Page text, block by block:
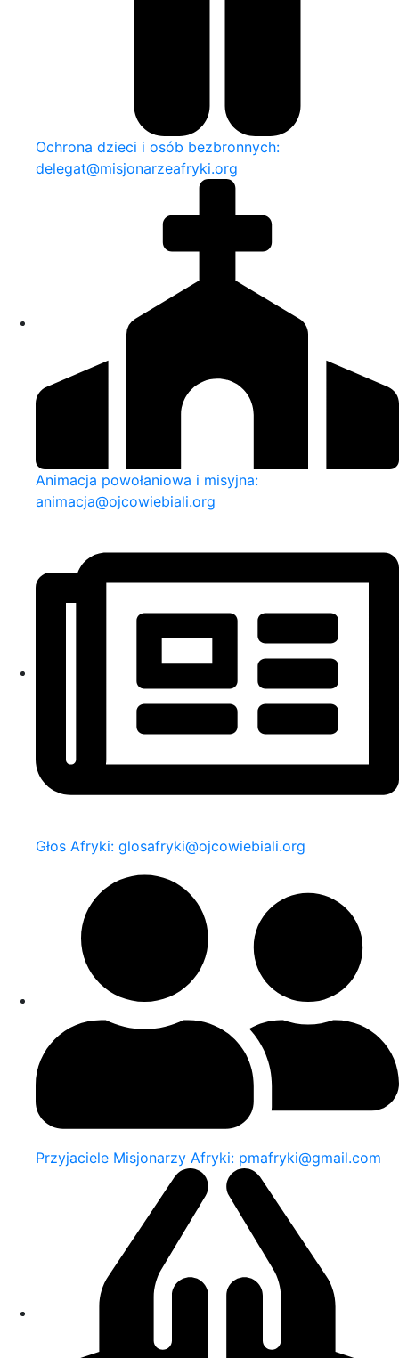
Ochrona dzieci i osób bezbronnych:
delegat@misjonarzeafryki.org
Animacja powołaniowa i misyjna:
animacja@ojcowiebiali.org
Głos Afryki: glosafryki@ojcowiebiali.org
Przyjaciele Misjonarzy Afryki: pmafryki@gmail.com